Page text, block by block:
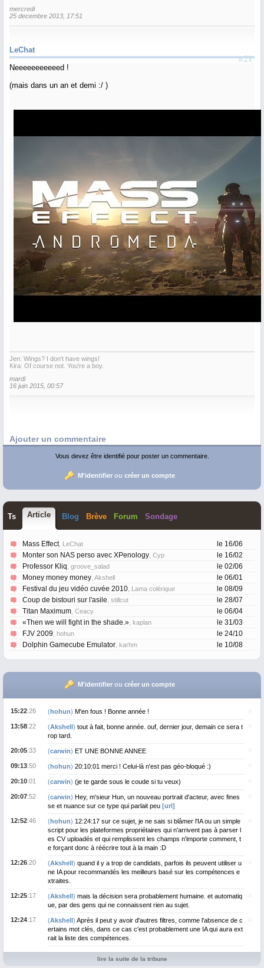
mercredi
25 decembre 2013, 17:51
LeChat
#21
Neeeeeeeeeeed !
(mais dans un an et demi :/ )
Jen: Wings? I don't have wings!
Kira: Of course not. You're a boy.
mardi
16 juin 2015, 00:57
Ajouter un commentaire
Vous devez être identifié pour poster un commentaire.
M'identifierou créer un compte
Ts Article Blog Brève Forum Sondage
le 16/06
Mass Effect, LeChat
le 16/02
Monter son NAS perso avec XPenology , Cyp
le 02/06
Professor Kliq , groove_salad
le 06/01
Money money money , Akshell
le 08/09
Festival du jeu vidéo cuvée 2010 , Lama colérique
le 28/07
Coup de bistouri sur l'asile , stillcut
le 06/04
Titan Maximum , Ceacy
le 31/03
«Then we will fight in the shade.» , kaplan
le 24/10
FJV 2009 , hohun
le 10/08
Dolphin Gamecube Emulator , karhm
M'identifierou créer un compte
15:22:26 (hohun) M'en fous ! Bonne année !
13:58:22 (Akshell) tout à fait, bonne année. ouf, dernier jour, demain ce sera t
rop tard.
20:05:33 (carwin) ET UNE BONNE ANNEE
09:13:50 (hohun) 20:10:01 merci ! Celui-là n'est pas géo-bloqué :)
20:10:01 (carwin) (je te garde sous le coude si tu veux)
20:07:52 (carwin) Hey, m'sieur Hun, un nouveau portrait d'acteur, avec fines
se et nuance sur ce type qui parlait peu [url]
12:52:46 (hohun) 12:24:17 sur ce sujet, je ne sais si blâmer l'IA ou un simple
script pour les plateformes propriétaires qui n'arrivent pas à parser l
es CV uploadés et qui remplissent les champs n'importe comment, t
e forçant donc à réécrire tout à la main :D
12:26:20 (Akshell) quand il y a trop de candidats, parfois ils peuvent utiliser u
ne IA pour recommandés les meilleurs basé sur les compétences e
xtraites.
12:25:17 (Akshell) mais la décision sera probablement humaine. et automatiq
ue, par des gens qui ne connaissent rien au sujet.
12:24:17 (Akshell) Après il peut y avoir d'autres filtres, comme l'absence de c
ertains mot clés, dans ce cas c'est probablement une IA qui aura ext
rait la liste des compétences.
lire la suite de la tribune